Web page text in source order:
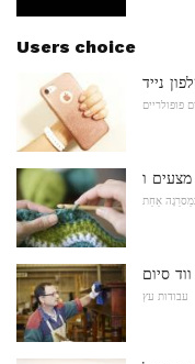
Users choice
פופולריים
אַחַת
סיום
עבודות עץ